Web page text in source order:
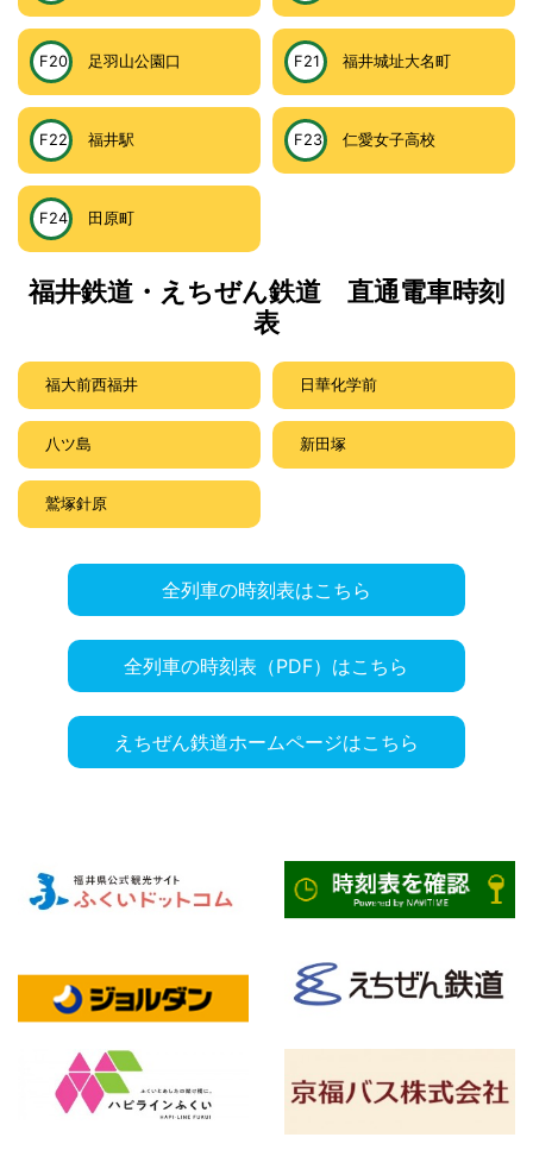
F20 足羽山公園口 F21 福井城址大名町
F22 福井駅 F23 仁愛女子高校
F24 田原町
福井鉄道・えちぜん鉄道 直通電車時刻
表
福大前西福井 日華化学前
八ツ島 新田塚
鷲塚針原
全列車の時刻表はこちら
全列車の時刻表（PDF）はこちら
えちぜん鉄道ホームページはこちら